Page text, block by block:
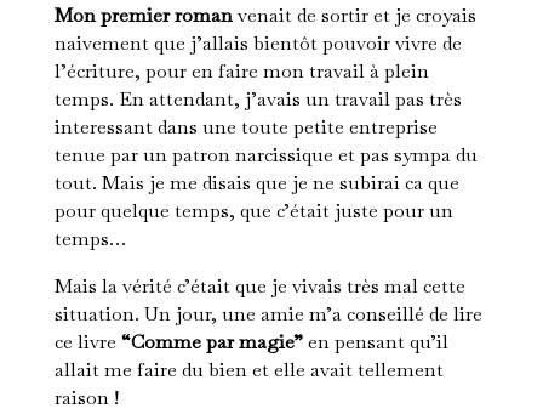
Mon premier romanvenait de sortir et je croyais
naivement que j’allais bientôt pouvoir vivre de
l’écriture, pour en faire mon travail à plein
temps. En attendant, j’avais un travail pas très
interessant dans une toute petite entreprise
tenue par un patron narcissique et pas sympa du
tout. Mais je me disais que je ne subirai ca que
pour quelque temps, que c’était juste pour un
temps…
Mais la vérité c’était que je vivais très mal cette
situation. Un jour, une amie m’a conseillé de lire
ce livre “Comme par magie”en pensant qu’il
allait me faire du bien et elle avait tellement
raison !